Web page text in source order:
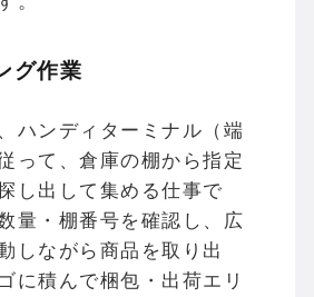
グ作業
ハンディターミナル（端
って、倉庫の棚から指定
し出して集める仕事で
量・棚番号を確認し、広
しながら商品を取り出
に積んで梱包・出荷エリ